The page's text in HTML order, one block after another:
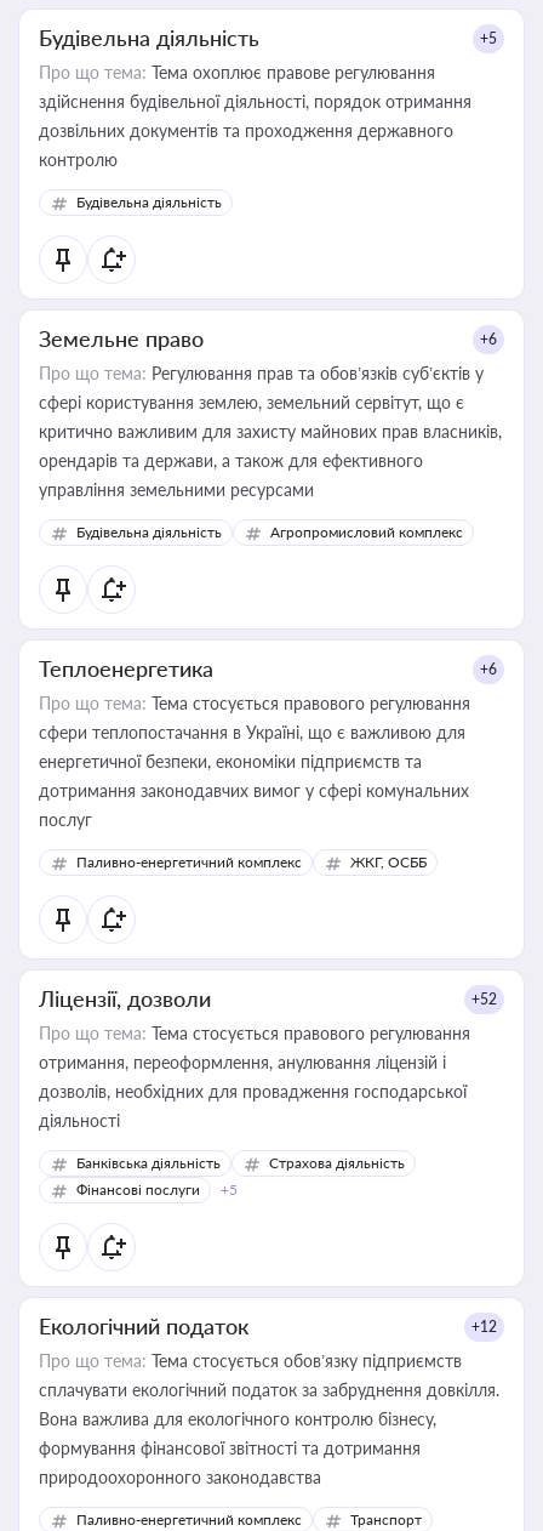
Будівельна діяльність +5
Про що тема: Тема охоплює правове регулювання
здійснення будівельної діяльності, порядок отримання
дозвільних документів та проходження державного
контролю
Будівельна діяльність
Земельне право +6
Про що тема: Регулювання прав та обов’язків суб’єктів у
сфері користування землею, земельний сервітут, що є
критично важливим для захисту майнових прав власників,
орендарів та держави, а також для ефективного
управління земельними ресурсами
Будівельна діяльність Агропромисловий комплекс
Теплоенергетика +6
Про що тема: Тема стосується правового регулювання
сфери теплопостачання в Україні, що є важливою для
енергетичної безпеки, економіки підприємств та
дотримання законодавчих вимог у сфері комунальних
послуг
Паливно-енергетичний комплекс ЖКГ, ОСББ
Ліцензії, дозволи +52
Про що тема: Тема стосується правового регулювання
отримання, переоформлення, анулювання ліцензій і
дозволів, необхідних для провадження господарської
діяльності
Банківська діяльність
Страхова діяльність
Фінансові послуги
+5
Екологічний податок +12
Про що тема: Тема стосується обов’язку підприємств
сплачувати екологічний податок за забруднення довкілля.
Вона важлива для екологічного контролю бізнесу,
формування фінансової звітності та дотримання
природоохоронного законодавства
Паливно-енергетичний комплекс
Транспорт